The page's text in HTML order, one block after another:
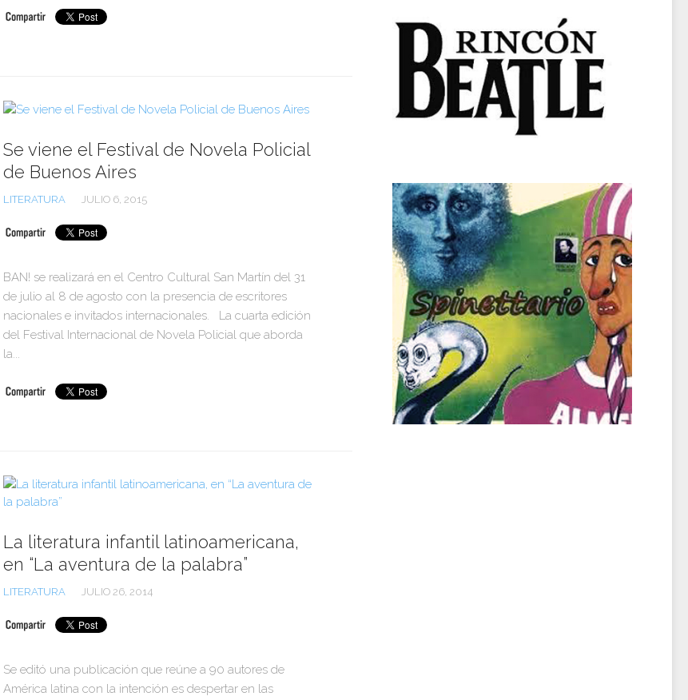
Se viene el Festival de Novela Policial
de Buenos Aires
LITERATURA JULIO 6, 2015
BAN! se realizará en el Centro Cultural San Martín del 31
de julio al 8 de agosto con la presencia de escritores
nacionales e invitados internacionales. La cuarta edición
del Festival Internacional de Novela Policial que aborda
la...
La literatura infantil latinoamericana,
en “La aventura de la palabra”
LITERATURA JULIO 26, 2014
Se editó una publicación que reúne a 90 autores de
América latina con la intención es despertar en las